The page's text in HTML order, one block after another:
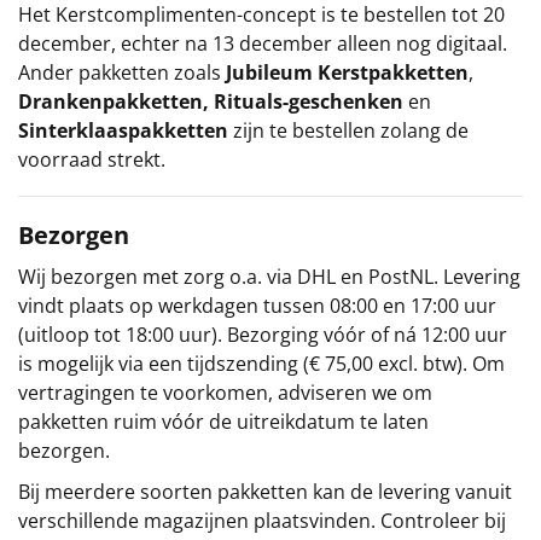
Het Kerstcomplimenten-concept is te bestellen tot 20
december, echter na 13 december alleen nog digitaal.
Ander pakketten zoals Jubileum Kerstpakketten,
Drankenpakketten, Rituals-geschenken en
Sinterklaaspakketten zijn te bestellen zolang de
voorraad strekt.
Bezorgen
Wij bezorgen met zorg o.a. via DHL en PostNL. Levering
vindt plaats op werkdagen tussen 08:00 en 17:00 uur
(uitloop tot 18:00 uur). Bezorging vóór of ná 12:00 uur
is mogelijk via een tijdszending (€ 75,00 excl. btw). Om
vertragingen te voorkomen, adviseren we om
pakketten ruim vóór de uitreikdatum te laten
bezorgen.
Bij meerdere soorten pakketten kan de levering vanuit
verschillende magazijnen plaatsvinden. Controleer bij